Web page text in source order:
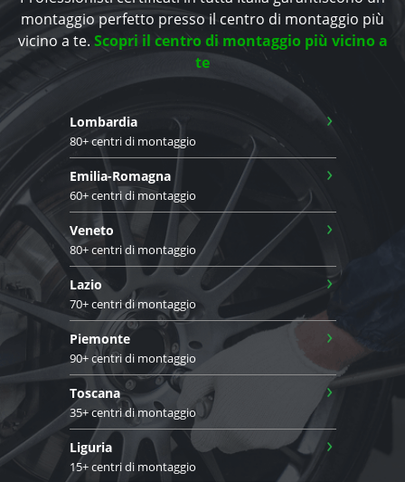
montaggio perfetto presso il centro di montaggio più
vicino a te. Scopri il centro di montaggio più vicino a
te
Lombardia
80+ centri di montaggio
›
Emilia-Romagna
60+ centri di montaggio
›
Veneto
80+ centri di montaggio
›
Lazio
70+ centri di montaggio
›
Piemonte
90+ centri di montaggio
›
Toscana
35+ centri di montaggio
›
Liguria
15+ centri di montaggio
›